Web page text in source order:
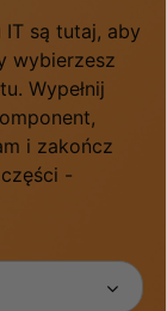
są tutaj, aby
wybierzesz
Wypełnij
i zakończ
-